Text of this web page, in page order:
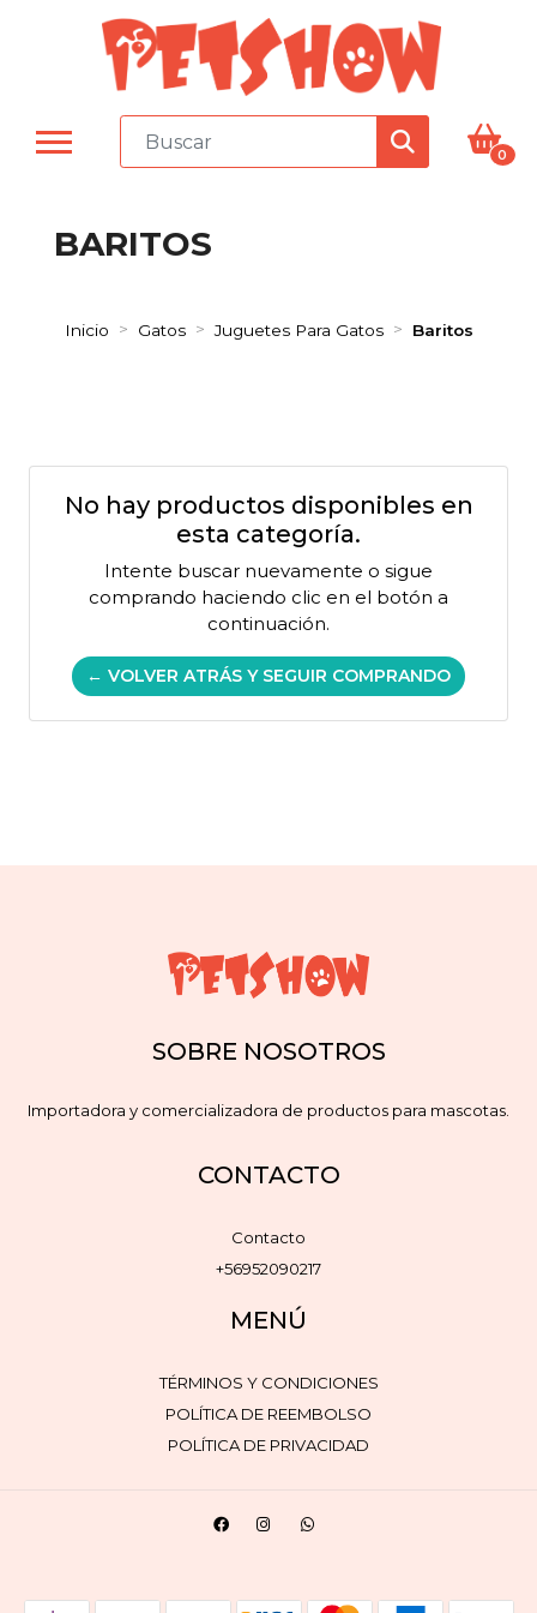
0
BARITOS
Inicio Gatos Juguetes Para Gatos Baritos
No hay productos disponibles en
esta categoría.
Intente buscar nuevamente o sigue
comprando haciendo clic en el botón a
continuación.
← VOLVER ATRÁS Y SEGUIR COMPRANDO
SOBRE NOSOTROS
Importadora y comercializadora de productos para mascotas.
CONTACTO
Contacto
+56952090217
MENÚ
TÉRMINOS Y CONDICIONES
POLÍTICA DE REEMBOLSO
POLÍTICA DE PRIVACIDAD